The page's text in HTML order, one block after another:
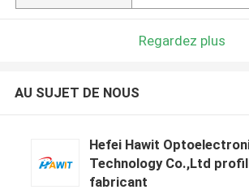
Regardez plus
AU SUJET DE NOUS
Hefei Hawit
Technology Co.,Ltd
fabricant